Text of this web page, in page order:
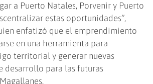
a Puerto Natales, Porvenir y Puerto
estas oportunidades”,
enfatizó que el emprendimiento
en una herramienta para
territorial y generar nuevas
desarrollo para las futuras